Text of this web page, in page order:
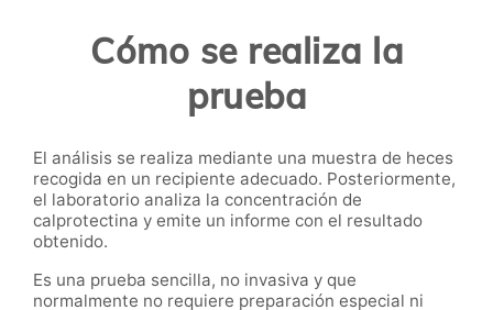
Cómo se realiza la
prueba
El análisis se realiza mediante una muestra de heces
recogida en un recipiente adecuado. Posteriormente,
el laboratorio analiza la concentración de
calprotectina y emite un informe con el resultado
obtenido.
Es una prueba sencilla, no invasiva y que
normalmente no requiere preparación especial ni